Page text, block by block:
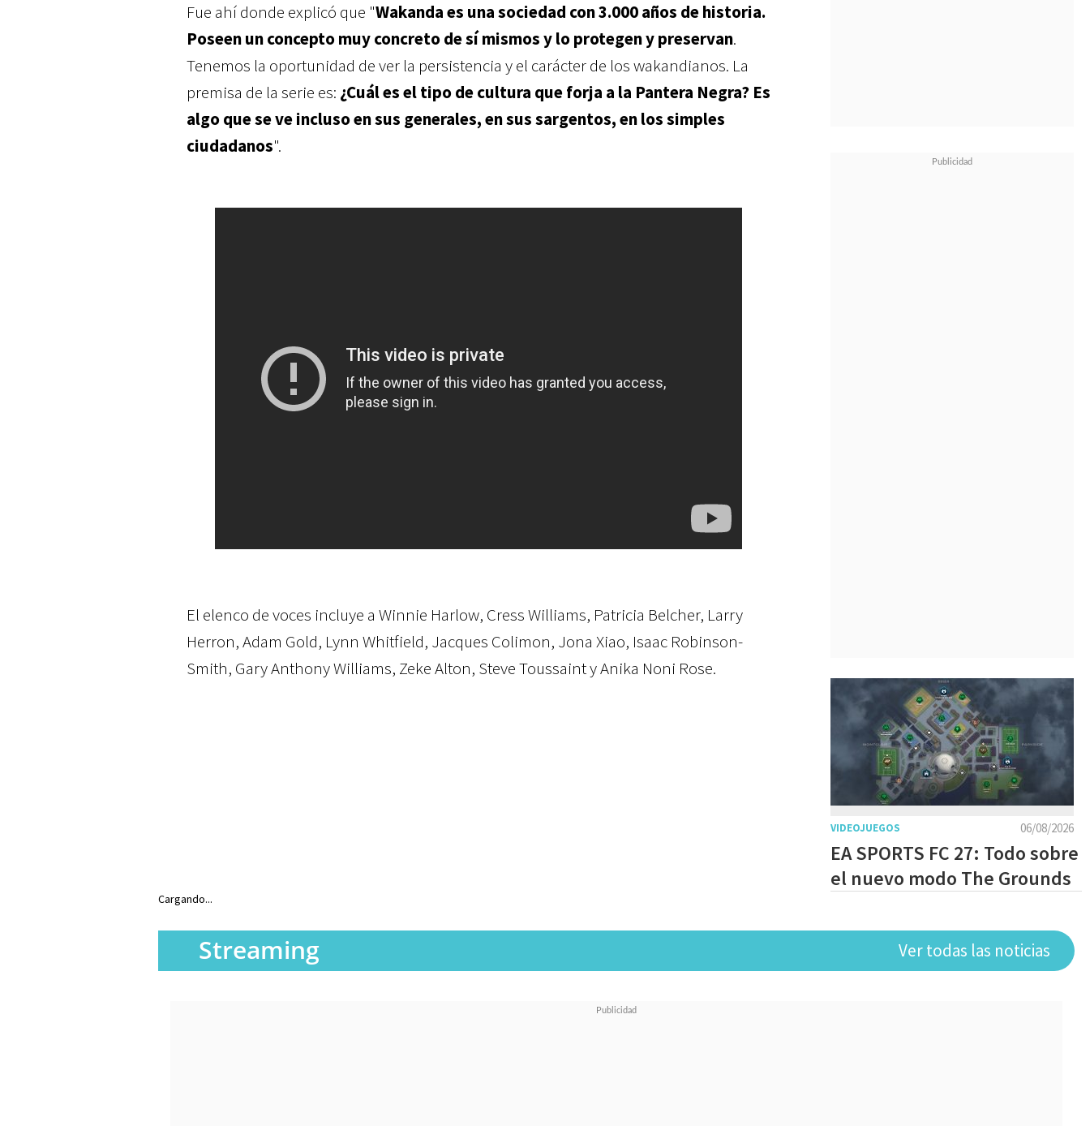
Fue ahí donde explicó que "Wakanda es una sociedad con 3.000 años de historia.
Poseen un concepto muy concreto de sí mismos y lo protegen y preservan.
Tenemos la oportunidad de ver la persistencia y el carácter de los wakandianos. La
premisa de la serie es: ¿Cuál es el tipo de cultura que forja a la Pantera Negra? Es
algo que se ve incluso en sus generales, en sus sargentos, en los simples
ciudadanos".
El elenco de voces incluye a Winnie Harlow, Cress Williams, Patricia Belcher, Larry
Herron, Adam Gold, Lynn Whitfield, Jacques Colimon, Jona Xiao, Isaac Robinson-
Smith, Gary Anthony Williams, Zeke Alton, Steve Toussaint y Anika Noni Rose.
06/08/2026
VIDEOJUEGOS
EA SPORTS FC 27: Todo sobre
el nuevo modo The Grounds
Cargando...
Ver todas las noticias
Streaming